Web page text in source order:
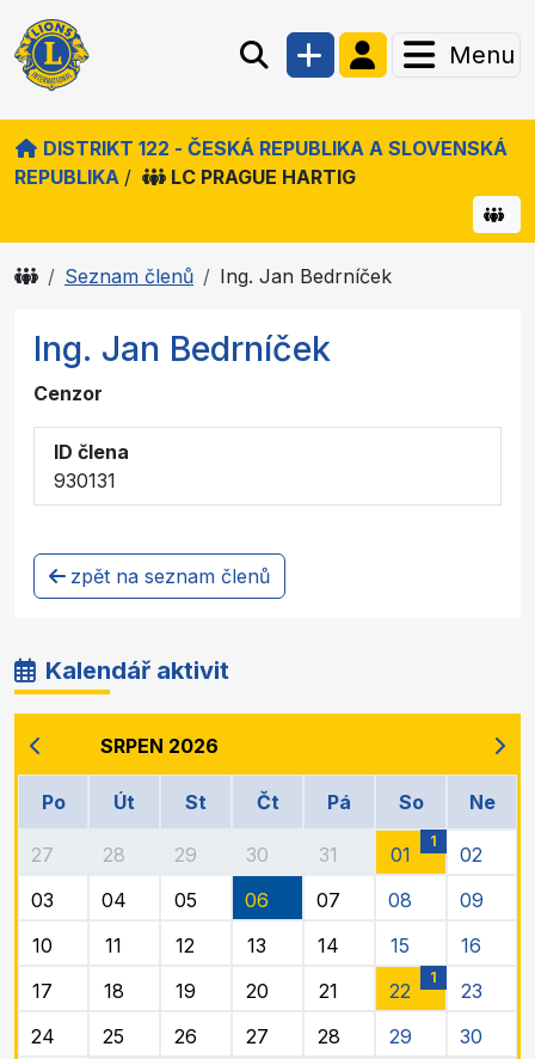
Menu
DISTRIKT 122 - ČESKÁ REPUBLIKA A SLOVENSKÁ
REPUBLIKA / LC PRAGUE HARTIG
Seznam členů Ing. Jan Bedrníček
Ing. Jan Bedrníček
Cenzor
ID člena
930131
zpět na seznam členů
Kalendář aktivit
SRPEN 2026
Po Út St Čt Pá So Ne
27 28 29 30 31 01
1
02
03
04 05 06 07 08
09
10
11 12 13 14 15
16
17
18 19 20 21 22
1
23
24
25 26 27 28 29
30